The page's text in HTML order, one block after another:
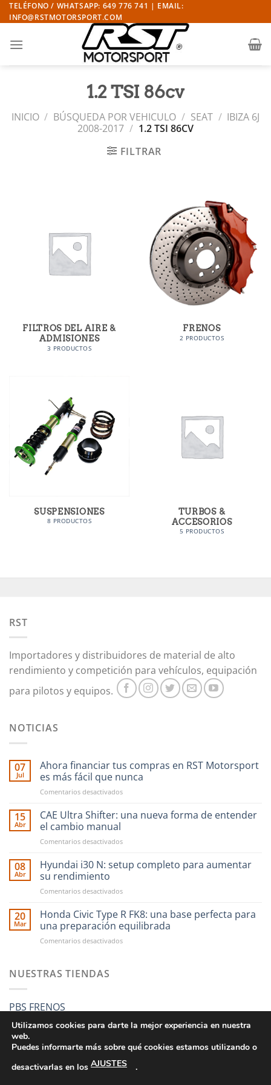
Saltar
al
TELÉFONO / WHATSAPP: 649 776 741 | EMAIL:
INFO@RSTMOTORSPORT.COM
1.2 TSI 86cv
INICIO / BÚSQUEDA POR VEHICULO / SEAT / IBIZA 6J
2008-2017 / 1.2 TSI 86CV
FILTRAR
FILTROS DEL AIRE &
ADMISIONES
3 PRODUCTOS
FRENOS
2 PRODUCTOS
SUSPENSIONES
8 PRODUCTOS
TURBOS &
ACCESORIOS
5 PRODUCTOS
RST
Importadores y distribuidores de material de alto
rendimiento y competición para vehículos, equipación
para pilotos y equipos.
NOTICIAS
07
Jul
Ahora financiar tus compras en RST Motorsport
es más fácil que nunca
Comentarios desactivadosen
financiar
en
Motorsport
fácil
nunca
15
Abr
CAE Ultra Shifter: una nueva forma de entender
el cambio manual
Comentarios desactivadosen
Ultra
Shifter:
nueva
de
entender
cambio
08
Abr
Hyundai i30 N: setup completo para aumentar
su rendimiento
Comentarios desactivadosen
i30
setup
completo
20
Mar
Honda Civic Type R FK8: una base perfecta para
una preparación equilibrada
Comentarios desactivadosen
base
perfecta
preparación
equilibrada
NUESTRAS TIENDAS
PBS FRENOS
Utilizamos cookies para darte la mejor experiencia en nuestra
web.
Puedes informarte más sobre qué cookies estamos utilizando o
desactivarlas en los AJUSTES .